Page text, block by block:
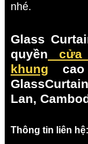
nhé.
Glass
quyền cửa
khung
Lan,
Thông tin liên hệ: